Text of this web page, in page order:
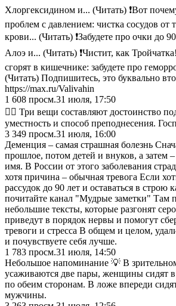
Хлоргексидином и... (Читать) ❗️Вот
проблем с давлением: чистка сосудов от
крови... (Читать) ❗️Забудете про очки до
Алоэ и... (Читать) ❗️Чистит, как
сгорят в кишечнике: забудете про
(Читать) Подпишитесь, это буквально
https://max.ru/Valivahin
1 608 просм.31 июля, 17:50
✍🏼 Три вещи составляют достоинство
уместность и способ преподнесения.
3 349 просм.31 июля, 16:00
Деменция – самая страшная болезнь
прошлое, потом детей и внуков, а затем
имя. В России от этого заболевания
хотя причина – обычная тревога Если
рассудок до 90 лет и оставаться в строю
почитайте канал "Мудрые заметки" Там
небольшие тексты, которые разгонят
приведут в порядок нервы и помогут
тревоги и стресса В общем и целом,
и почувствуете себя лучше.
1 783 просм.31 июля, 14:50
Небольшое напоминание 💡 В
усаживаются две пары, женщины сидят
по обеим сторонам. В ложе впереди
мужчины.